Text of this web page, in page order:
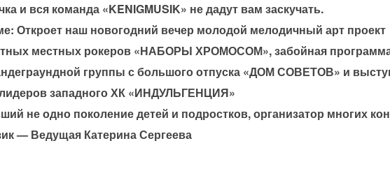
и вся команда «KENIGMUSIK» не дадут вам заскучать.
Откроет наш новогодний вечер молодой мелодичный арт проект
местных рокеров «НАБОРЫ ХРОМОСОМ», забойная
группы с большого отпуска «ДОМ СОВЕТОВ» и
западного ХК «ИНДУЛЬГЕНЦИЯ»
не одно поколение детей и подростков, организатор многих
— Ведущая Катерина Сергеева